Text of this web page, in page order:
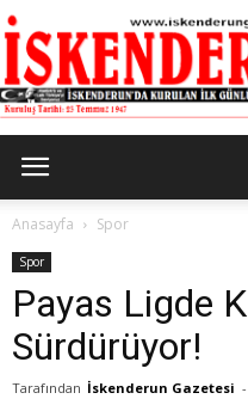
Anasayfa Spor
Spor
Payas Ligde
Sürdürüyor!
Tarafından İskenderun Gazetesi -